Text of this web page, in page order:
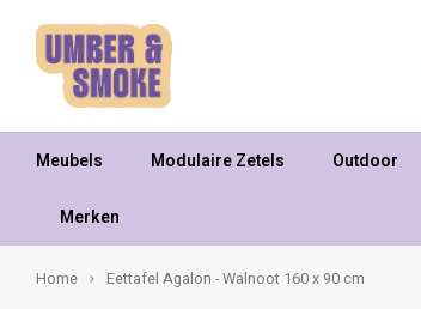
Meubels Modulaire Zetels Outdoor
Merken
Home Eettafel Agalon - Walnoot 160 x 90 cm